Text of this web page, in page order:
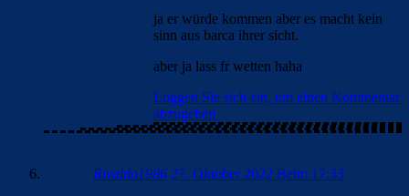
ja er würde kommen aber es macht kein
sinn aus barca ihrer sicht.
aber ja lass fr wetten haha
Loggen Sie sich ein, um einen Kommentar
abzugeben
Rivaldo1986 27. Oktober 2022 Beim 17:33